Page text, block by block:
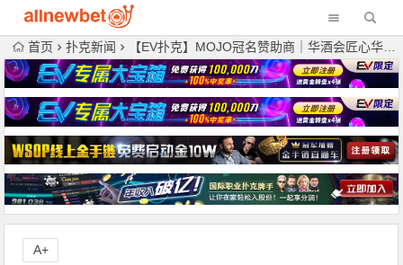
首页 扑克新闻 【EV扑克】MOJO冠名赞助商｜华酒会匠心华酒品鉴实力护航，专属场福利来袭！
A+